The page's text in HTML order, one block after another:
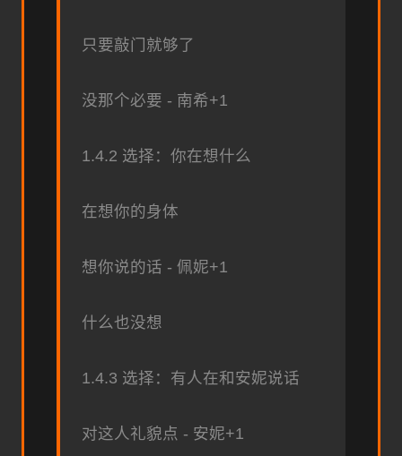
只要敲门就够了
没那个必要 - 南希+1
1.4.2 选择：你在想什么
在想你的身体
想你说的话 - 佩妮+1
什么也没想
1.4.3 选择：有人在和安妮说话
对这人礼貌点 - 安妮+1